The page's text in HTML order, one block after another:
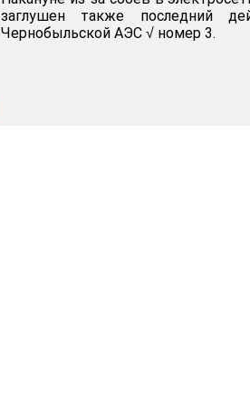
заглушен также последний
Чернобыльской АЭС √ номер 3.